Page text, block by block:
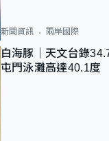
新聞資訊 兩岸國際
白海豚｜天文台錄
屯門泳灘高達40.1